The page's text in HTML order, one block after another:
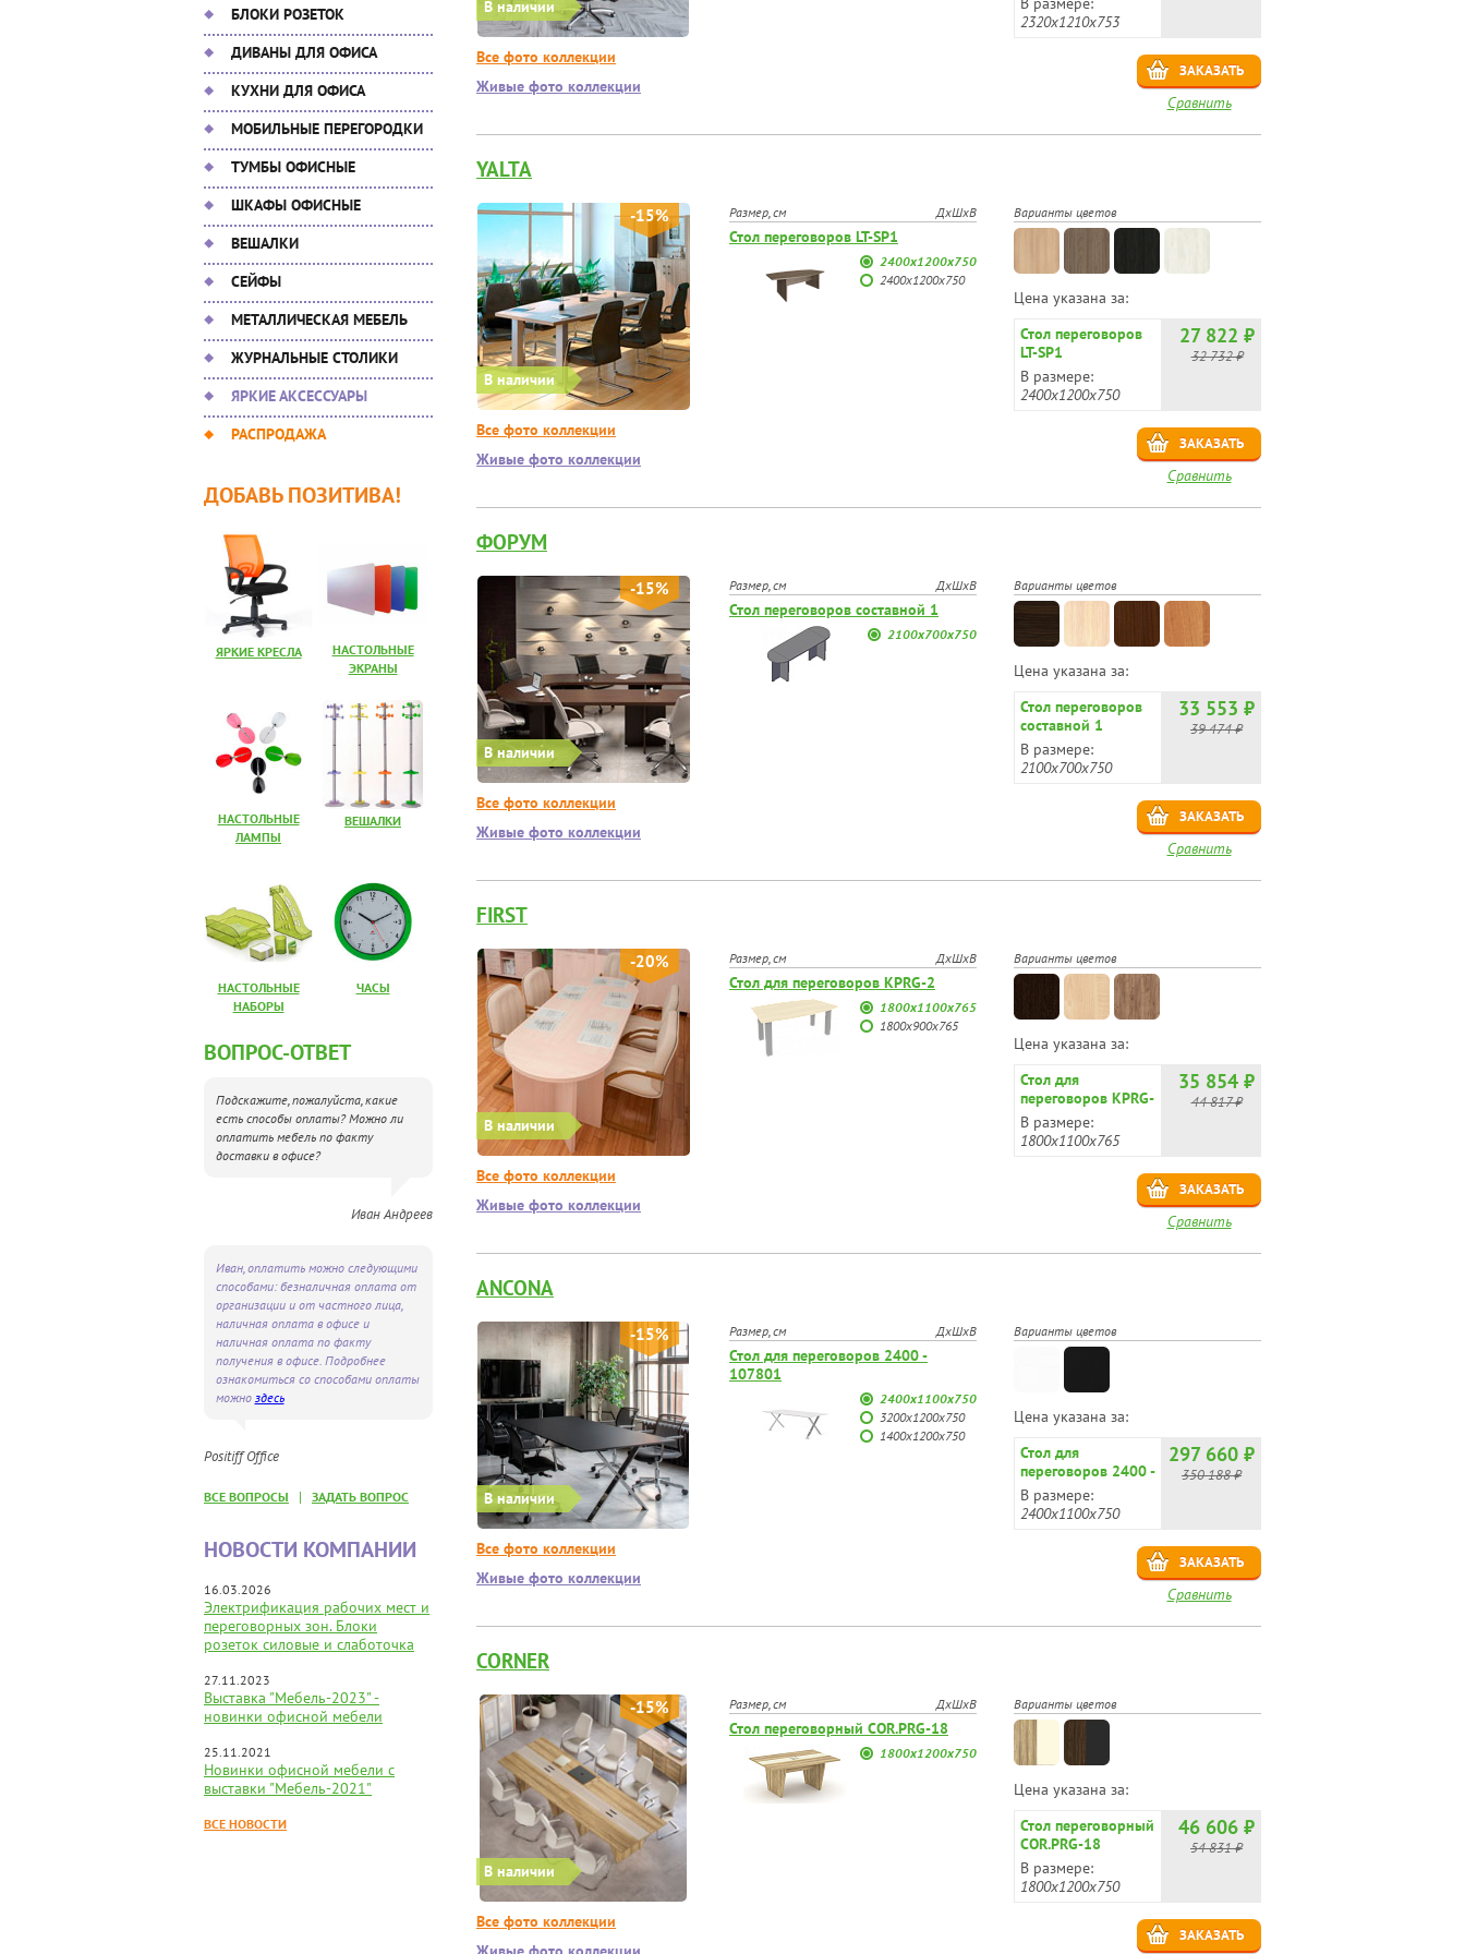
БЛОКИ РОЗЕТОК
ДИВАНЫ ДЛЯ ОФИСА
КУХНИ ДЛЯ ОФИСА
МОБИЛЬНЫЕ ПЕРЕГОРОДКИ
ТУМБЫ ОФИСНЫЕ
ШКАФЫ ОФИСНЫЕ
ВЕШАЛКИ
СЕЙФЫ
МЕТАЛЛИЧЕСКАЯ МЕБЕЛЬ
ЖУРНАЛЬНЫЕ СТОЛИКИ
ЯРКИЕ АКСЕССУАРЫ
РАСПРОДАЖА
ДОБАВЬ ПОЗИТИВА!
ЯРКИЕ КРЕСЛА
НАСТОЛЬНЫЕ
ЭКРАНЫ
НАСТОЛЬНЫЕ
ЛАМПЫ
ВЕШАЛКИ
НАСТОЛЬНЫЕ
НАБОРЫ
ЧАСЫ
ВОПРОС-ОТВЕТ
Подскажите, пожалуйста, какие
есть способы оплаты? Можно ли
оплатить мебель по факту
доставки в офисе?
Иван Андреев
Иван, оплатить можно следующими
способами: безналичная оплата от
организации и от частного лица,
наличная оплата в офисе и
наличная оплата по факту
получения в офисе. Подробнее
ознакомиться со способами оплаты
можно здесь
Positiff Office
ВСЕ ВОПРОСЫ | ЗАДАТЬ ВОПРОС
НОВОСТИ КОМПАНИИ
16.03.2026
Электрификация рабочих мест и
переговорных зон. Блоки
розеток силовые и слаботочка
27.11.2023
Выставка "Мебель-2023" -
новинки офисной мебели
25.11.2021
Новинки офисной мебели с
выставки "Мебель-2021"
ВСЕ НОВОСТИ
В наличии
Все фото коллекции
Живые фото коллекции
2320x1210x753
ЗАКАЗАТЬ
Сравнить
YALTA
В наличии
-15%
Все фото коллекции
Живые фото коллекции
Размер, см ДхШхВ
Стол переговоров LT-SP1
2400х1200х750
2400х1200х750
Варианты цветов
Цена указана за:
Стол переговоров
LT-SP1
В размере:
2400х1200х750
27 822 ₽
32 732 ₽
ЗАКАЗАТЬ
Сравнить
ФОРУМ
В наличии
-15%
Все фото коллекции
Живые фото коллекции
Размер, см ДхШхВ
Стол переговоров составной 1
2100х700х750
Варианты цветов
Цена указана за:
Стол переговоров
составной 1
В размере:
2100х700х750
33 553 ₽
39 474 ₽
ЗАКАЗАТЬ
Сравнить
FIRST
В наличии
-20%
Все фото коллекции
Живые фото коллекции
Размер, см ДхШхВ
Стол для переговоров KPRG-2
1800x1100x765
1800х900х765
Варианты цветов
Цена указана за:
Стол для
переговоров KPRG-
2
В размере:
1800x1100x765
35 854 ₽
44 817 ₽
ЗАКАЗАТЬ
Сравнить
ANCONA
В наличии
-15%
Все фото коллекции
Живые фото коллекции
Размер, см ДхШхВ
Стол для переговоров 2400 -
107801
2400x1100x750
3200x1200x750
1400x1200x750
Варианты цветов
Цена указана за:
Стол для
переговоров 2400 -
107801
В размере:
2400x1100x750
297 660 ₽
350 188 ₽
ЗАКАЗАТЬ
Сравнить
CORNER
В наличии
-15%
Все фото коллекции
Размер, см ДхШхВ
Стол переговорный COR.PRG-18
1800х1200х750
Варианты цветов
Цена указана за:
Стол переговорный
COR.PRG-18
В размере:
1800х1200х750
46 606 ₽
54 831 ₽
ЗАКАЗАТЬ